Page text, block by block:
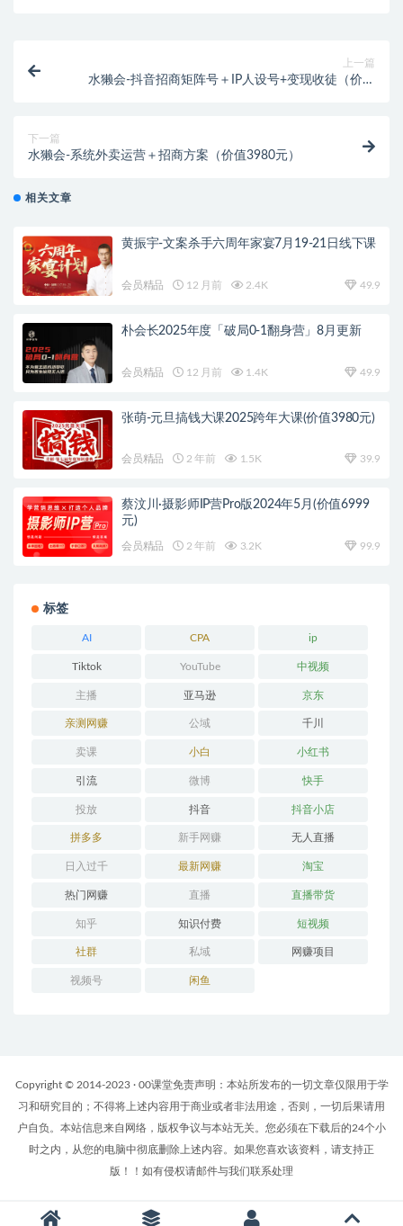
上一篇
水獭会-抖音招商矩阵号＋IP人设号+变现收徒（价值
下一篇
水獭会-系统外卖运营＋招商方案（价值3980元）
相关文章
黄振宇-文案杀手六周年家宴7月19-21日线下课
会员精品 12 月前 2.4K 49.9
朴会长2025年度「破局0-1翻身营」8月更新
会员精品 12 月前 1.4K 49.9
张萌-元旦搞钱大课2025跨年大课(价值3980元)
会员精品 2 年前 1.5K 39.9
蔡汶川·摄影师IP营Pro版2024年5月(价值6999
元)
会员精品 2 年前 3.2K 99.9
标签
AI CPA ip
Tiktok YouTube 中视频
主播 亚马逊 京东
亲测网赚 公域 千川
卖课 小白 小红书
引流 微博 快手
投放 抖音 抖音小店
拼多多 新手网赚 无人直播
日入过千 最新网赚 淘宝
热门网赚 直播 直播带货
知乎 知识付费 短视频
社群 私域 网赚项目
视频号 闲鱼
Copyright © 2014-2023 · 00课堂免责声明：本站所发布的一切文章仅限用于学
习和研究目的；不得将上述内容用于商业或者非法用途，否则，一切后果请用
户自负。本站信息来自网络，版权争议与本站无关。您必须在下载后的24个小
时之内，从您的电脑中彻底删除上述内容。如果您喜欢该资料，请支持正
版！！如有侵权请邮件与我们联系处理